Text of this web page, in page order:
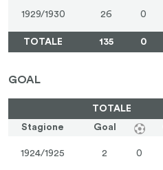
1929/1930 26 0
TOTALE 135 0
GOAL
TOTALE
Stagione
Goal
1924/1925 2 0